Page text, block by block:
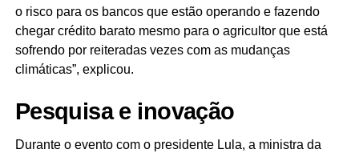
o risco para os bancos que estão operando e fazendo
chegar crédito barato mesmo para o agricultor que está
sofrendo por reiteradas vezes com as mudanças
climáticas”, explicou.
Pesquisa e inovação
Durante o evento com o presidente Lula, a ministra da